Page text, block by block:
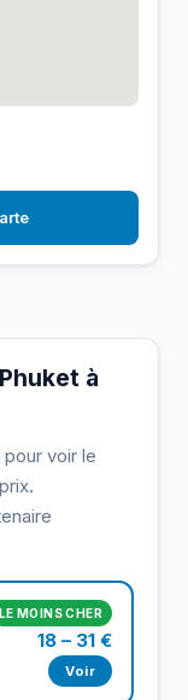
à
voir le
LE MOINS CHER
18 – 31 €
Voir